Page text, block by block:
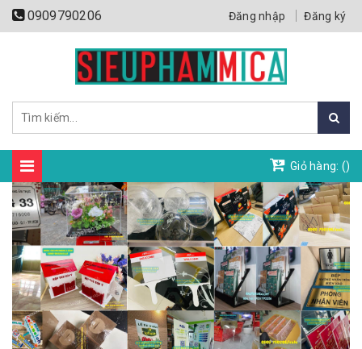
0909790206 Đăng nhập Đăng ký
Giỏ hàng: ()